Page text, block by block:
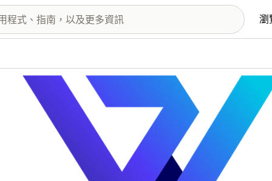
瀏
片圖庫